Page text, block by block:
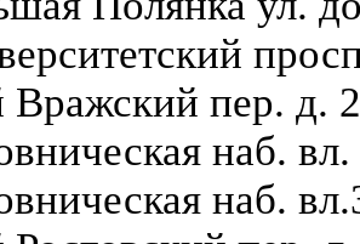
Вражский пер. д. 2
наб.
наб.